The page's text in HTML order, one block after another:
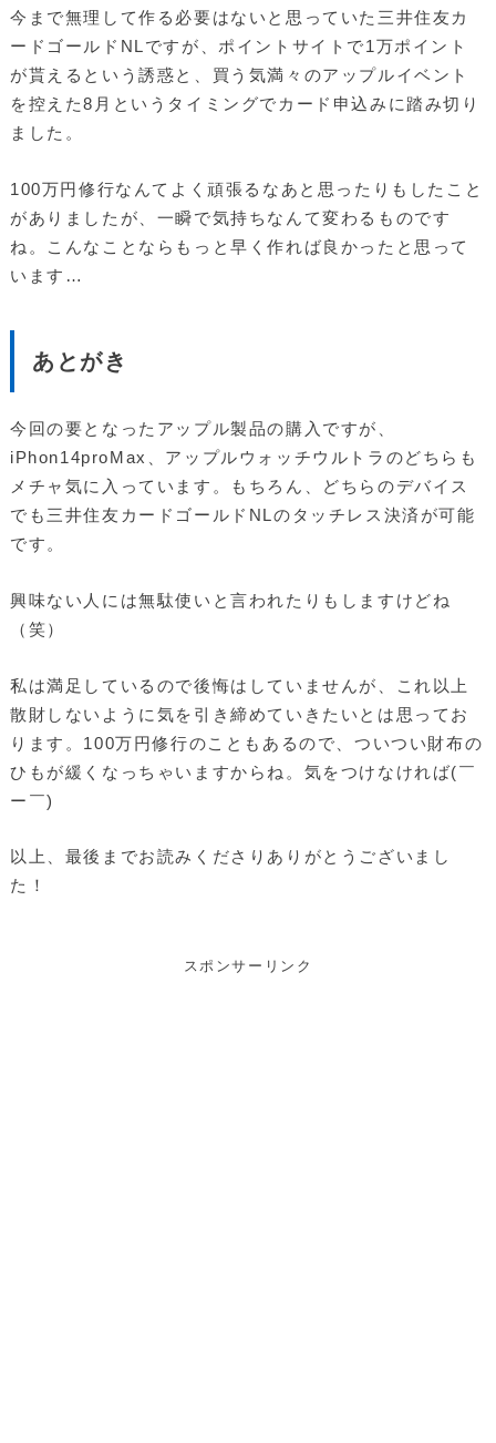
今まで無理して作る必要はないと思っていた三井住友カ
ードゴールドNLですが、ポイントサイトで1万ポイント
が貰えるという誘惑と、買う気満々のアップルイベント
を控えた8月というタイミングでカード申込みに踏み切り
ました。
100万円修行なんてよく頑張るなあと思ったりもしたこと
がありましたが、一瞬で気持ちなんて変わるものです
ね。こんなことならもっと早く作れば良かったと思って
います…
あとがき
今回の要となったアップル製品の購入ですが、
iPhon14proMax、アップルウォッチウルトラのどちらも
メチャ気に入っています。もちろん、どちらのデバイス
でも三井住友カードゴールドNLのタッチレス決済が可能
です。
興味ない人には無駄使いと言われたりもしますけどね
（笑）
私は満足しているので後悔はしていませんが、これ以上
散財しないように気を引き締めていきたいとは思ってお
ります。100万円修行のこともあるので、ついつい財布の
ひもが緩くなっちゃいますからね。気をつけなければ(￣
ー￣)
以上、最後までお読みくださりありがとうございまし
た！
スポンサーリンク